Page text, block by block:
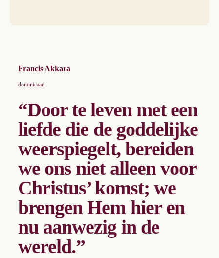
Francis Akkara
dominicaan
“Door te leven met een
liefde die de goddelijke
weerspiegelt, bereiden
we ons niet alleen voor
Christus’ komst; we
brengen Hem hier en
nu aanwezig in de
wereld.”